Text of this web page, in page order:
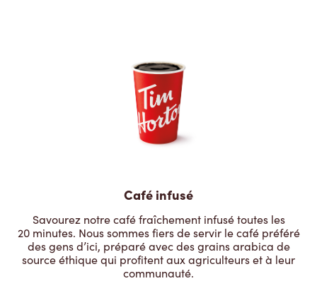
Café infusé
Savourez notre café fraîchement infusé toutes les
20 minutes. Nous sommes fiers de servir le café préféré
des gens d’ici, préparé avec des grains arabica de
source éthique qui profitent aux agriculteurs et à leur
communauté.